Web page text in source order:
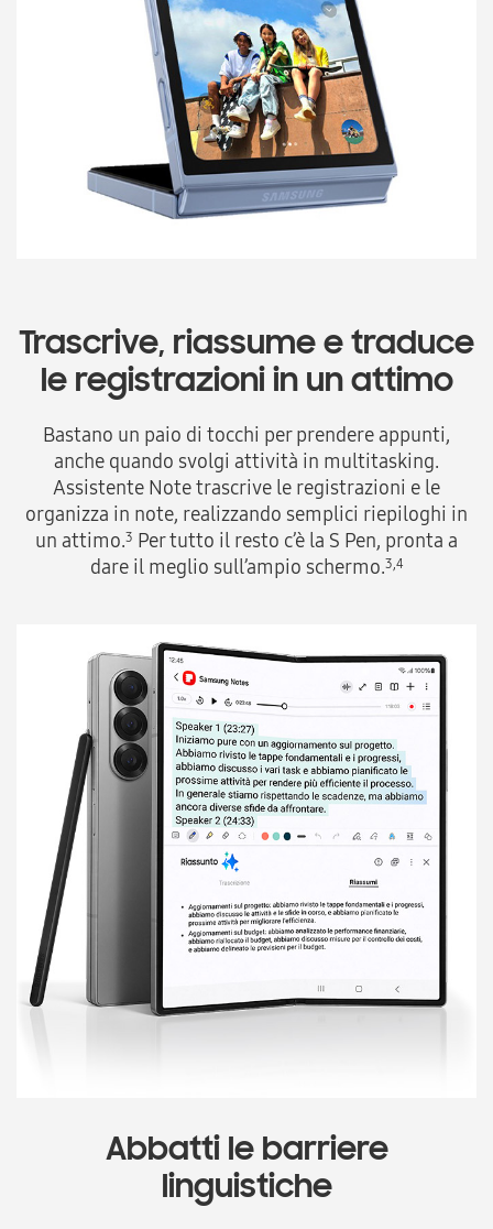
Trascrive, riassumee traduce
le registrazioniin un attimo
Bastano un paio di tocchi per prendere appunti,
anche quando svolgi attività in multitasking.
Assistente Note trascrive le registrazioni e le
organizza in note, realizzando semplici riepiloghi in
un attimo.3 Per tutto il resto c’è la S Pen, pronta a
dare il meglio sull’ampio schermo.3,4
Abbatti le barriere
linguistiche